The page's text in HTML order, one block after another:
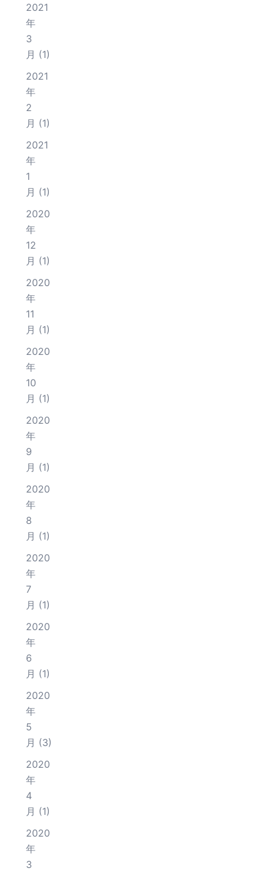
2021
年
3
月 (1)
2021
年
2
月 (1)
2021
年
1
月 (1)
2020
年
12
月 (1)
2020
年
11
月 (1)
2020
年
10
月 (1)
2020
年
9
月 (1)
2020
年
8
月 (1)
2020
年
7
月 (1)
2020
年
6
月 (1)
2020
年
5
月 (3)
2020
年
4
月 (1)
2020
年
3